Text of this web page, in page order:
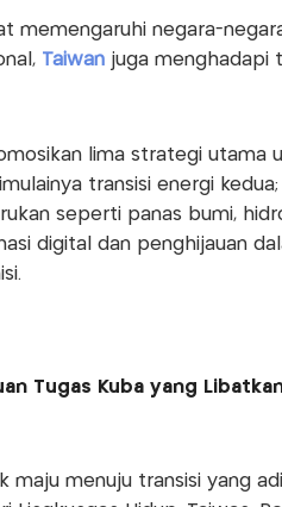
memengaruhi negara-
Taiwan juga menghadapi
lima strategi utama
transisi energi
seperti panas bumi,
digital dan penghijauan
Tugas Kuba yang
maju menuju transisi yang